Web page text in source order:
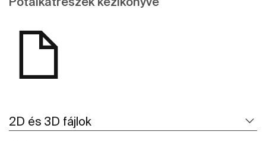
2D és 3D fájlok